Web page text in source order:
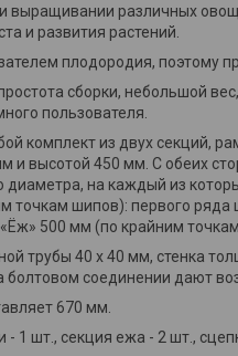
выращивании различных
и развития растений.
плодородия, поэтому
сборки, небольшой
пользователя.
комплект из двух секций,
высотой 450 мм. С обеих
диаметра, на каждый из
шипов): первого ряда
500 мм (по крайним
трубы 40 х 40 мм, стенка
болтовом соединении дают
670 мм.
1 шт., секция ежа - 2 шт.,